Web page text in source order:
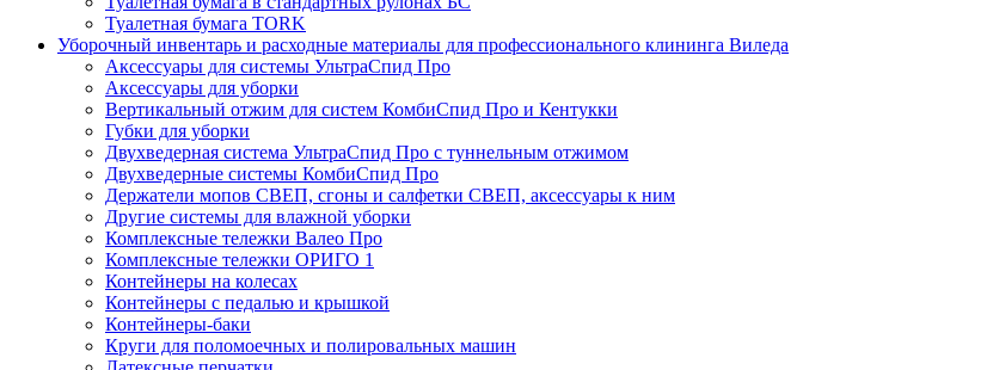
Туалетная бумага TORK
Уборочный инвентарь и расходные материалы для профессионального клининга Виледа
Аксессуары для системы УльтраСпид Про
Аксессуары для уборки
Вертикальный отжим для систем КомбиСпид Про и Кентукки
Губки для уборки
Двухведерная система УльтраСпид Про с туннельным отжимом
Двухведерные системы КомбиСпид Про
Держатели мопов СВЕП, сгоны и салфетки СВЕП, аксессуары к ним
Другие системы для влажной уборки
Комплексные тележки Валео Про
Комплексные тележки ОРИГО 1
Контейнеры на колесах
Контейнеры с педалью и крышкой
Контейнеры-баки
Круги для поломоечных и полировальных машин